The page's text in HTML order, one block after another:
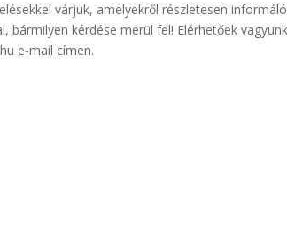
várjuk, amelyekről részletesen
bármilyen kérdése merül fel! Elérhetőek
e-mail címen.